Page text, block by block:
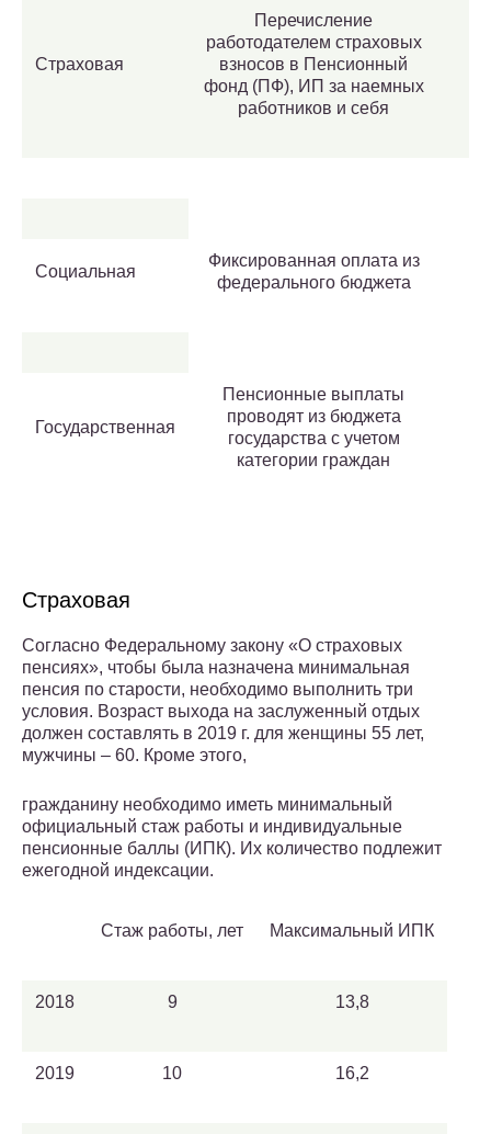
Страховая
Перечисление
работодателем страховых
взносов в Пенсионный
фонд (ПФ), ИП за наемных
работников и себя
Социальная
Фиксированная оплата из
федерального бюджета
Государственная
Пенсионные выплаты
проводят из бюджета
государства с учетом
категории граждан
Страховая
Согласно Федеральному закону «О страховых
пенсиях», чтобы была назначена минимальная
пенсия по старости, необходимо выполнить три
условия. Возраст выхода на заслуженный отдых
должен составлять в 2019 г. для женщины 55 лет,
мужчины – 60. Кроме этого,
гражданину необходимо иметь минимальный
официальный стаж работы и индивидуальные
пенсионные баллы (ИПК). Их количество подлежит
ежегодной индексации.
Стаж работы, лет Максимальный ИПК
2018 9 13,8
2019 10 16,2